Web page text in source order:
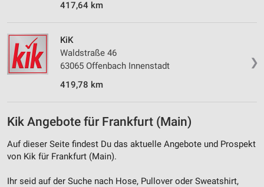
417,64 km
❯
KiK
Waldstraße 46
63065 Offenbach Innenstadt
419,78 km
Kik Angebote für Frankfurt (Main)
Auf dieser Seite findest Du das aktuelle Angebote und Prospekt
von Kik für Frankfurt (Main).
Ihr seid auf der Suche nach Hose, Pullover oder Sweatshirt,
Kombinationen von Daten aus verschiedenen
Entwicklung und Verbesserung der Angebote
Verwendung reduzierter Daten zur Auswahl von
Inhalten
IAB-Besonderheiten:
Informationen identifizieren
Nicht-IAB-Verarbeitungszwecke:
Notwendig